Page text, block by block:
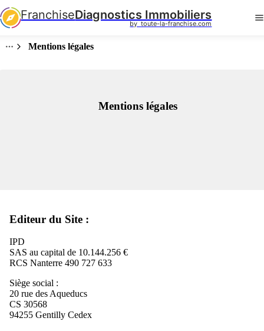
FranchiseDiagnostics Immobiliers
by  toute-la-franchise.com
Mentions légales
Mentions légales
Editeur du Site :
IPD
SAS au capital de 10.144.256 €
RCS Nanterre 490 727 633
Siège social :
20 rue des Aqueducs
CS 30568
94255 Gentilly Cedex